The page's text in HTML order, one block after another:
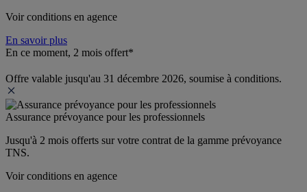
Voir conditions en agence
En savoir plus
En ce moment, 2 mois offert*
Offre valable jusqu'au 31 décembre 2026, soumise à conditions.
Assurance prévoyance pour les professionnels
Jusqu'à 2 mois offerts sur votre contrat de la gamme prévoyance
TNS.
Voir conditions en agence